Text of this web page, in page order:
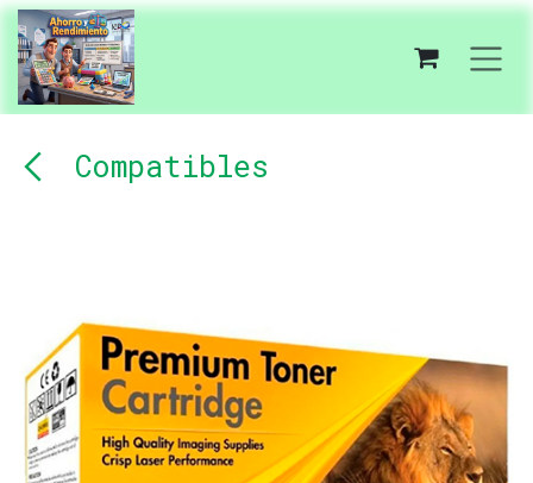
Ir al contenido
Compatibles